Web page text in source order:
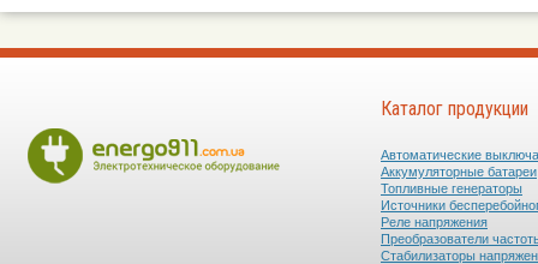
Каталог продукции
Автоматические
Аккумуляторные батареи
Топливные генераторы
Источники
Реле напряжения
Преобразователи
Стабилизаторы